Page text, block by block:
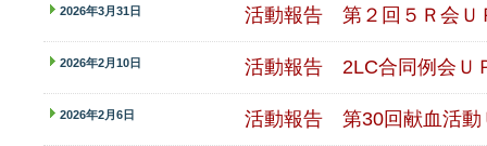
2026年3月31日 活動報告 第２回５Ｒ会 Ｕ
2026年2月10日 活動報告 2LC合同例会 Ｕ
2026年2月6日 活動報告 第30回献血活動